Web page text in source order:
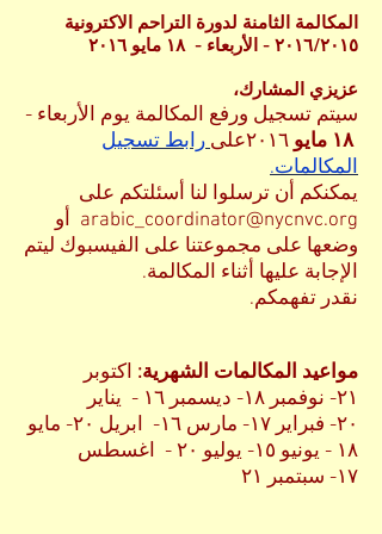
المكالمة الثامنة لدورة التراحم الاكترونية
٢٠١٦/٢٠١٥ - الأربعاء - ١٨ مايو ٢٠١٦
عزيزي المشارك،
سيتم تسجيل ورفع المكالمة يوم الأربعاء -
١٨ مايو
رابط تسجيل
المكالمات.
يمكنكم أن ترسلوا لنا أسئلتكم على
arabic_coordinator@nycnvc.org أو
وضعها على مجموعتنا على الفيسبوك ليتم
الإجابة عليها أثناء المكالمة.
نقدر تفهمكم.
مواعيد المكالمات الشهرية: اكتوبر
٢١- نوفمبر ١٨- ديسمبر ١٦ - يناير
٢٠- فبراير ١٧- مارس ١٦- ابريل ٢٠- مايو
١٨ - يونيو ١٥- يوليو ٢٠ - اغسطس
١٧- سبتمبر ٢١